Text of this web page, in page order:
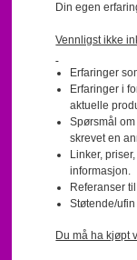
Din egen
Vennligst ikke
Erfaringer
Erfaringer i
aktuelle
Spørsmål
skrevet en
Linker,
informasjon.
Referanser
Støtende/ufin
Du må ha kjøpt